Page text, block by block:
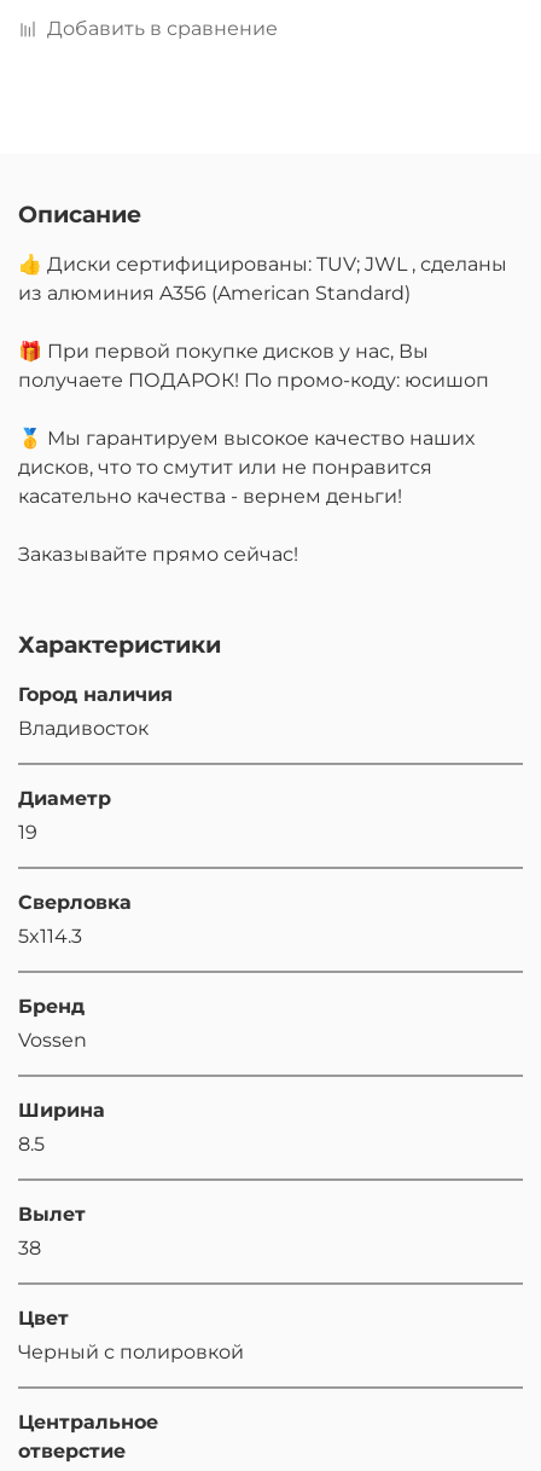
Добавить в сравнение
Описание
👍 Диски сертифицированы: TUV; JWL , сделаны
из алюминия A356 (American Standard)
🎁 При первой покупке дисков у нас, Вы
получаете ПОДАРОК! По промо-коду: юсишоп
🥇 Мы гарантируем высокое качество наших
дисков, что то смутит или не понравится
касательно качества - вернем деньги!
Заказывайте прямо сейчас!
Характеристики
Город наличия
Владивосток
Диаметр
19
Сверловка
5x114.3
Бренд
Vossen
Ширина
8.5
Вылет
38
Цвет
Черный с полировкой
Центральное
отверстие